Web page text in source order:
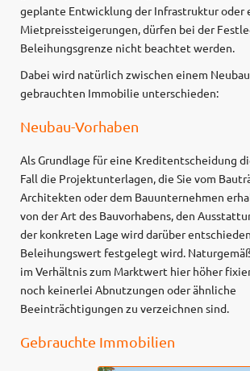
geplante Entwicklung der Infrastruktur oder
Mietpreissteigerungen, dürfen bei der
Beleihungsgrenze nicht beachtet werden.
Dabei wird natürlich zwischen einem
gebrauchten Immobilie unterschieden:
Neubau-Vorhaben
Als Grundlage für eine Kreditentscheidung
Fall die Projektunterlagen, die Sie vom
Architekten oder dem Bauunternehmen
von der Art des Bauvorhabens, den
der konkreten Lage wird darüber
Beleihungswert festgelegt wird.
im Verhältnis zum Marktwert hier höher
noch keinerlei Abnutzungen oder ähnliche
Beeinträchtigungen zu verzeichnen sind.
Gebrauchte Immobilien